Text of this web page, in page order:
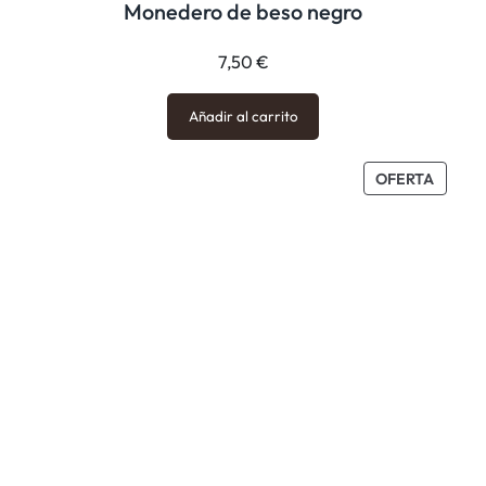
Monedero de beso negro
7,50 €
Añadir al carrito
OFERTA
EN